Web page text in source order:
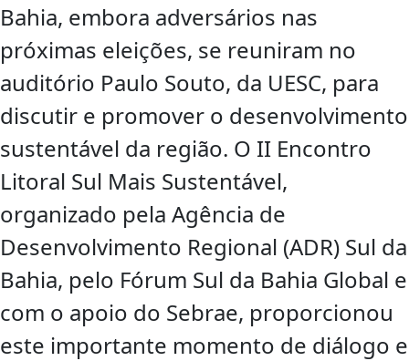
Bahia, embora adversários nas
próximas eleições, se reuniram no
auditório Paulo Souto, da UESC, para
discutir e promover o desenvolvimento
sustentável da região. O II Encontro
Litoral Sul Mais Sustentável,
organizado pela Agência de
Desenvolvimento Regional (ADR) Sul da
Bahia, pelo Fórum Sul da Bahia Global e
com o apoio do Sebrae, proporcionou
este importante momento de diálogo e